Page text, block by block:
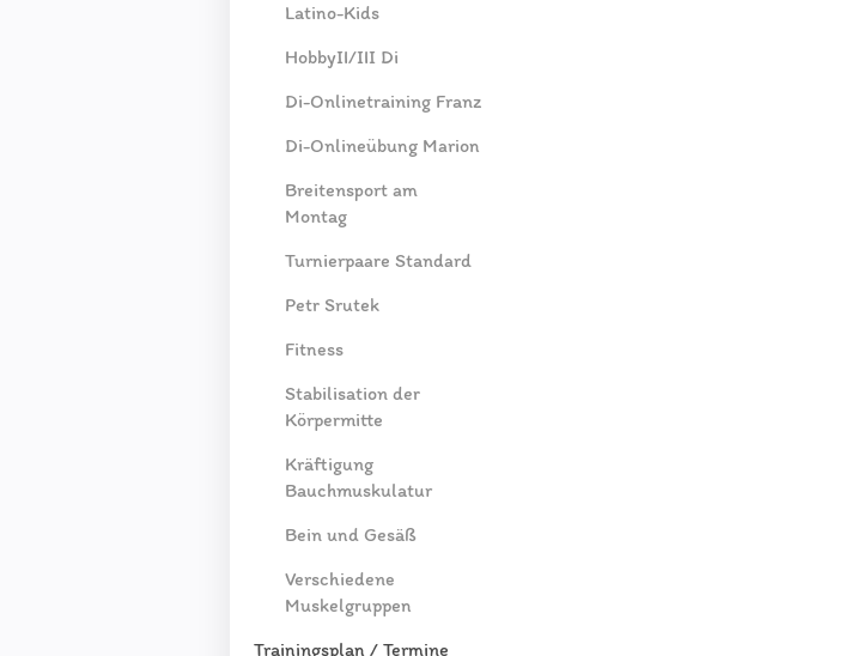
Latino-Kids
HobbyII/III Di
Di-Onlinetraining Franz
Di-Onlineübung Marion
Breitensport am
Montag
Turnierpaare Standard
Petr Srutek
Fitness
Stabilisation der
Körpermitte
Kräftigung
Bauchmuskulatur
Bein und Gesäß
Verschiedene
Muskelgruppen
Trainingsplan / Termine